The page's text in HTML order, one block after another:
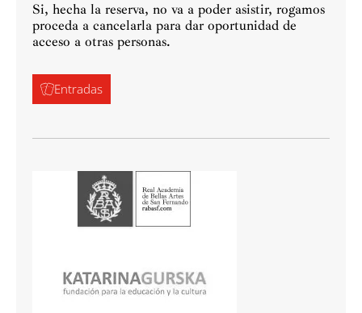
Si, hecha la reserva, no va a poder asistir, rogamos
proceda a cancelarla para dar oportunidad de
acceso a otras personas.
Entradas